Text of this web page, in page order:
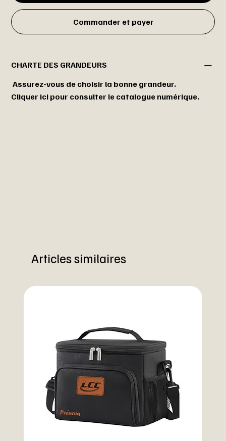
Commander et payer
CHARTE DES GRANDEURS
Assurez-vous de choisir la bonne grandeur.
Cliquer ici pour consulter le catalogue numérique.
Articles similaires